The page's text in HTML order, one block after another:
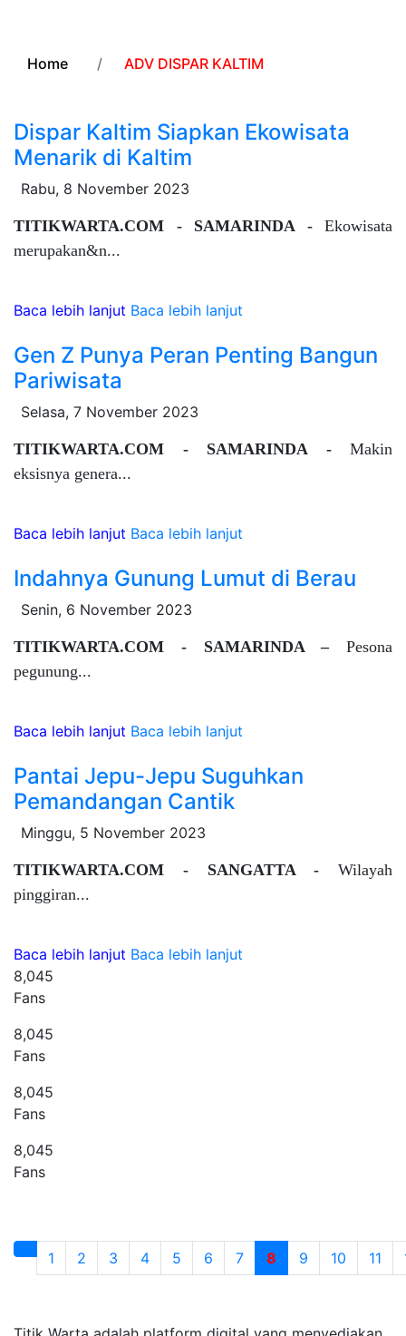
Home ADV DISPAR KALTIM
Dispar Kaltim Siapkan Ekowisata
Menarik di Kaltim
Rabu, 8 November 2023
TITIKWARTA.COM - SAMARINDA - Ekowisata
merupakan&n...
Baca lebih lanjut Baca lebih lanjut
Gen Z Punya Peran Penting Bangun
Pariwisata
Selasa, 7 November 2023
TITIKWARTA.COM - SAMARINDA - Makin
eksisnya genera...
Baca lebih lanjut Baca lebih lanjut
Indahnya Gunung Lumut di Berau
Senin, 6 November 2023
TITIKWARTA.COM - SAMARINDA – Pesona
pegunung...
Baca lebih lanjut Baca lebih lanjut
Pantai Jepu-Jepu Suguhkan
Pemandangan Cantik
Minggu, 5 November 2023
TITIKWARTA.COM - SANGATTA - Wilayah
pinggiran...
Baca lebih lanjut Baca lebih lanjut
8,045
Fans
8,045
Fans
8,045
Fans
8,045
Fans
1 2 3 4 5 6 7 8 9 10 11